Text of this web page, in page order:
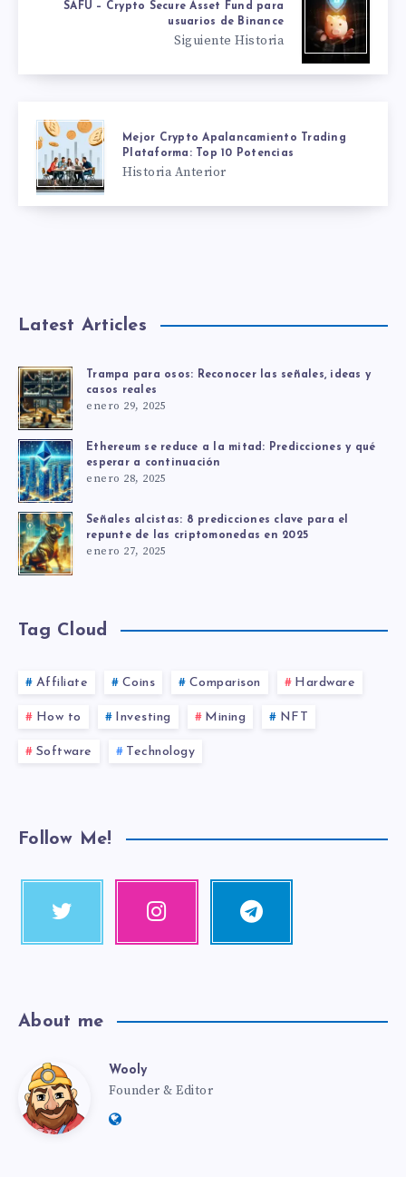
SAFU – Crypto Secure Asset Fund para
usuarios de Binance
Siguiente Historia
Mejor Crypto Apalancamiento Trading
Plataforma: Top 10 Potencias
Historia Anterior
Latest Articles
Trampa para osos: Reconocer las señales, ideas y
casos reales
enero 29, 2025
Ethereum se reduce a la mitad: Predicciones y qué
esperar a continuación
enero 28, 2025
Señales alcistas: 8 predicciones clave para el
repunte de las criptomonedas en 2025
enero 27, 2025
Tag Cloud
Affiliate Coins Comparison Hardware
How to Investing Mining NFT
Software Technology
Follow Me!
About me
Wooly
Founder & Editor